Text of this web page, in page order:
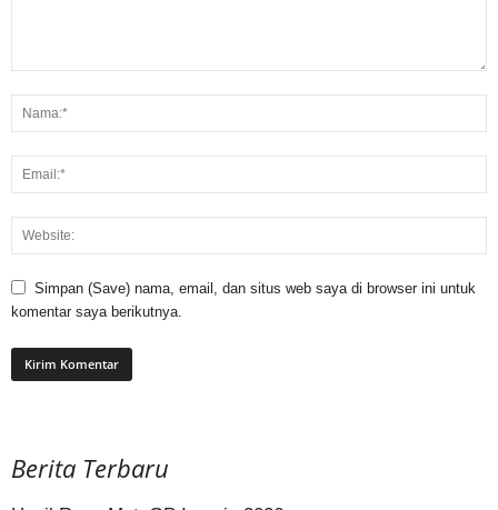
Simpan (Save) nama, email, dan situs web saya di browser ini untuk
komentar saya berikutnya.
Berita Terbaru